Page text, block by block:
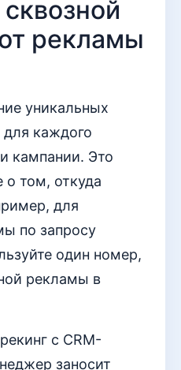
рекламы
уникальных
каждого
кампании. Это
о том, откуда
для
по запросу
один номер,
рекламы в
с CRM-
заносит